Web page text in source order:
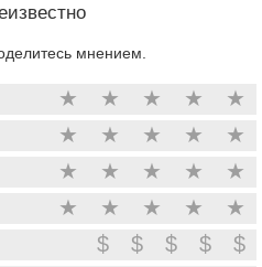
мнением.
★ ★ ★ ★ ★
★ ★ ★ ★ ★
★ ★ ★ ★ ★
★ ★ ★ ★ ★
$ $ $ $ $